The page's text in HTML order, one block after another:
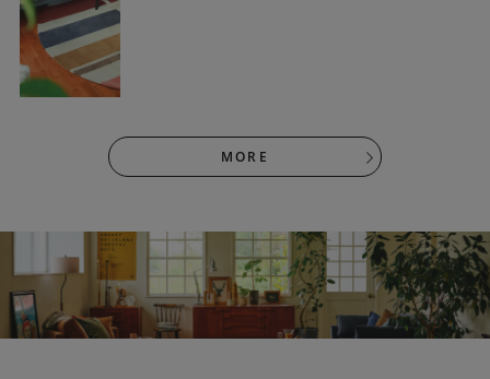
伝統的なギャッベの素朴な風合いを残しつつ、現代的な感
性でモダンアートの要素を取り入れたデザインも魅力で
す。 「各国の生活リズム」をモチーフに、自由で楽しいア
ートの雰囲気をデザインで表現しています。
MORE